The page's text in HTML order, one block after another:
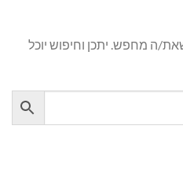
ה מחפש. יתכן וחיפוש יוכל